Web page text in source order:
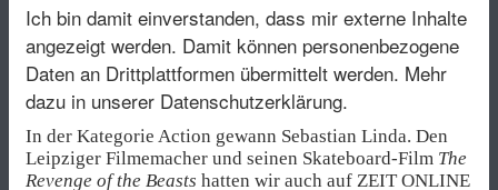
Ich bin damit einverstanden, dass mir externe Inhalte
angezeigt werden. Damit können personenbezogene
Daten an Drittplattformen übermittelt werden. Mehr
dazu in unserer Datenschutzerklärung.
In der Kategorie Action gewann Sebastian Linda. Den
Leipziger Filmemacher und seinen Skateboard-Film The
Revenge of the Beasts hatten wir auch auf ZEIT ONLINE